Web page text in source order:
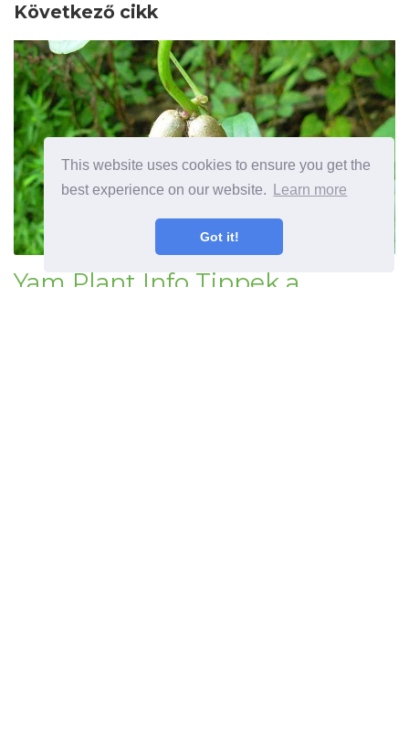
This website uses cookies to ensure you get the
best experience on our website.
Learn more
Got it!
Következő cikk
Yam Plant Info Tippek a